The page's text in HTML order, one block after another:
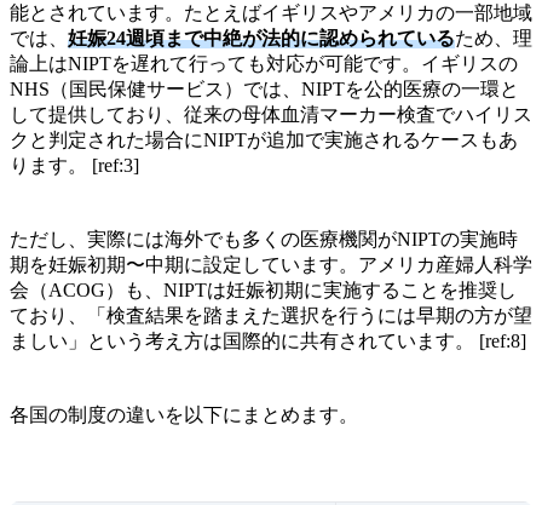
能とされています。たとえばイギリスやアメリカの一部地域
では、 妊娠24週頃まで中絶が法的に認められているため、理
論上はNIPTを遅れて行っても対応が可能です。イギリスの
NHS（国民保健サービス）では、NIPTを公的医療の一環と
して提供しており、従来の母体血清マーカー検査でハイリス
クと判定された場合にNIPTが追加で実施されるケースもあ
ります。 [ref:3]
ただし、実際には海外でも多くの医療機関がNIPTの実施時
期を妊娠初期〜中期に設定しています。アメリカ産婦人科学
会（ACOG）も、NIPTは妊娠初期に実施することを推奨し
ており、「検査結果を踏まえた選択を行うには早期の方が望
ましい」という考え方は国際的に共有されています。 [ref:8]
各国の制度の違いを以下にまとめます。